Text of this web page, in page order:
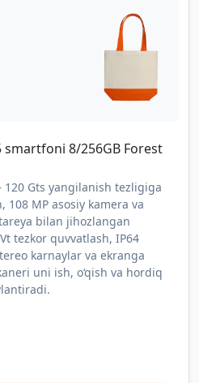
smartfoni 8/256GB Forest
Gts yangilanish tezligiga
108 MP asosiy kamera va
bilan jihozlangan
tezkor quvvatlash, IP64
karnaylar va ekranga
uni ish, o‘qish va hordiq